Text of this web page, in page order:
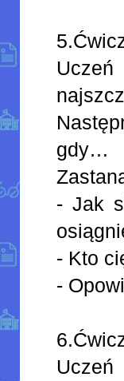
gdy…
- Jak
- Kto
-